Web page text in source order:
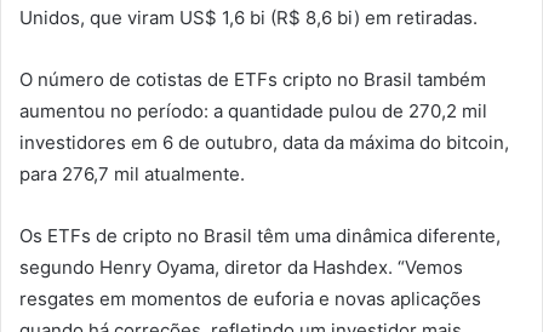
Unidos, que viram US$ 1,6 bi (R$ 8,6 bi) em retiradas.
O número de cotistas de ETFs cripto no Brasil também
aumentou no período: a quantidade pulou de 270,2 mil
investidores em 6 de outubro, data da máxima do bitcoin,
para 276,7 mil atualmente.
Os ETFs de cripto no Brasil têm uma dinâmica diferente,
segundo Henry Oyama, diretor da Hashdex. “Vemos
resgates em momentos de euforia e novas aplicações